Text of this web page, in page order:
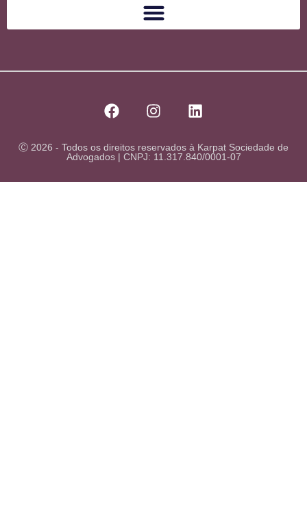
Ⓒ 2026 - Todos os direitos reservados à Karpat Sociedade de
Advogados | CNPJ: 11.317.840/0001-07